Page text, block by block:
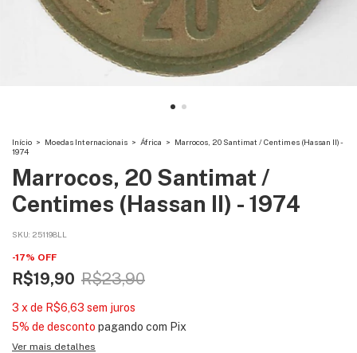
Início > Moedas Internacionais > África > Marrocos, 20 Santimat / Centimes (Hassan II) -
1974
Marrocos, 20 Santimat /
Centimes (Hassan II) - 1974
SKU: 251198LL
-17% OFF
R$19,90 R$23,90
3 x de R$6,63 sem juros
5% de desconto pagando com Pix
Ver mais detalhes